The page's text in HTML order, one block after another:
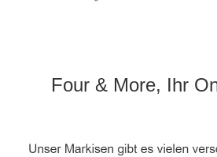
Four & More, Ihr